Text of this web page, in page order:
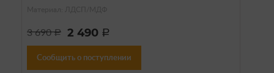
3 690a 2 490 a
Сообщить о поступлении